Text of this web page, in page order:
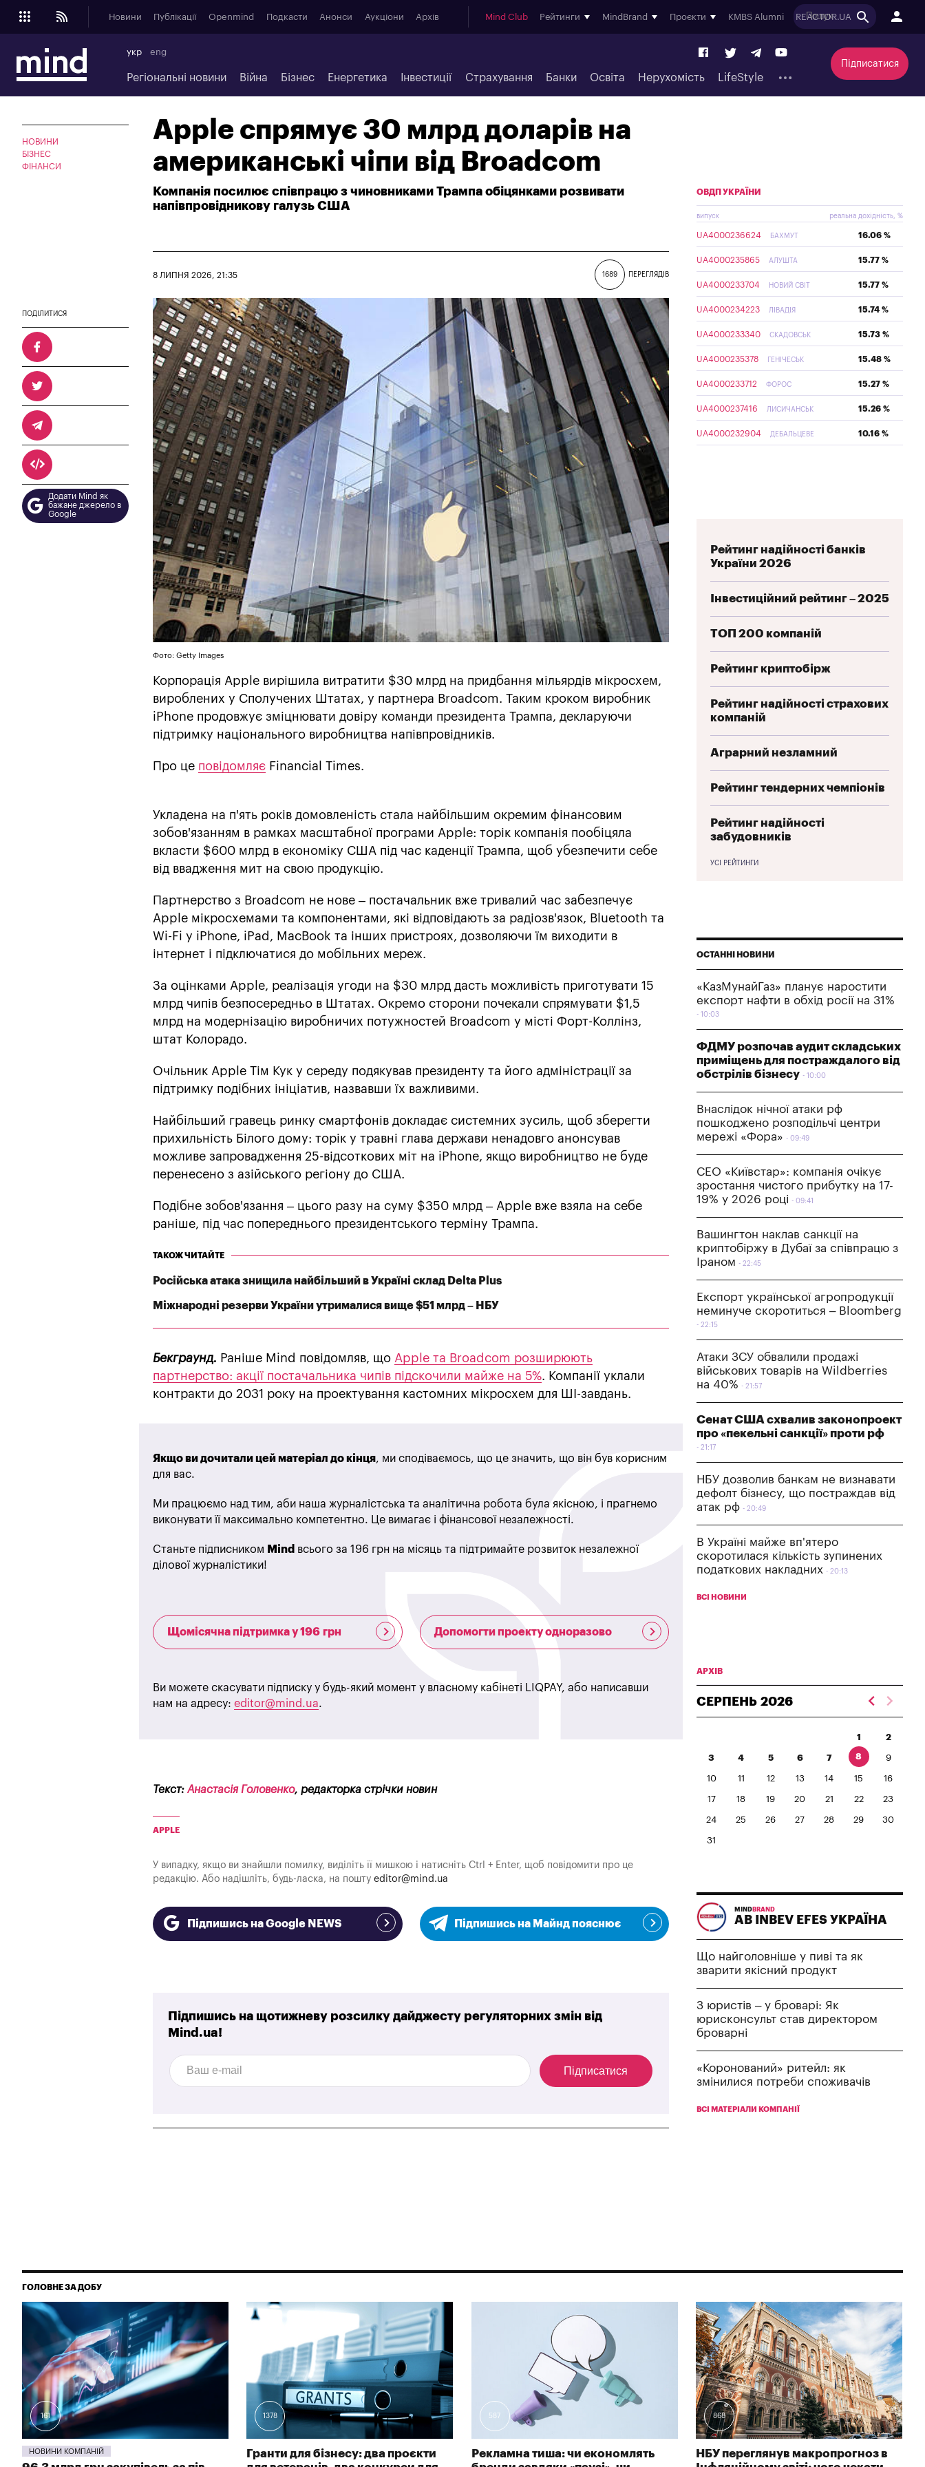
Новини Публікації Openmind Подкасти Анонси Аукціони Архів Mind Club Рейтинги MindBrand Проєкти KMBS Alumni REACTOR.UA
укр eng
Регіональні новини Війна Бізнес Енергетика Інвестиції Страхування Банки Освіта Нерухомість LifeStyle
Підписатися
НОВИНИ
БІЗНЕС
ФІНАНСИ
Apple спрямує 30 млрд доларів на
американські чіпи від Broadcom
Компанія посилює співпрацю з чиновниками Трампа обіцянками розвивати
напівпровідникову галузь США
1689 ПЕРЕГЛЯДІВ
8 ЛИПНЯ 2026, 21:35
ПОДІЛИТИСЯ
Додати Mind як
бажане джерело в
Google
Фото: Getty Images
Корпорація Apple вирішила витратити $30 млрд на придбання мільярдів мікросхем,
вироблених у Сполучених Штатах, у партнера Broadcom. Таким кроком виробник
iPhone продовжує зміцнювати довіру команди президента Трампа, декларуючи
підтримку національного виробництва напівпровідників.
Про це повідомляє Financial Times.
Укладена на п'ять років домовленість стала найбільшим окремим фінансовим
зобов'язанням в рамках масштабної програми Apple: торік компанія пообіцяла
вкласти $600 млрд в економіку США під час каденції Трампа, щоб убезпечити себе
від ввадження мит на свою продукцію.
Партнерство з Broadcom не нове – постачальник вже тривалий час забезпечує
Apple мікросхемами та компонентами, які відповідають за радіозв'язок, Bluetooth та
Wi-Fi у iPhone, iPad, MacBook та інших пристроях, дозволяючи їм виходити в
інтернет і підключатися до мобільних мереж.
За оцінками Apple, реалізація угоди на $30 млрд дасть можливість приготувати 15
млрд чипів безпосередньо в Штатах. Окремо сторони почекали спрямувати $1,5
млрд на модернізацію виробничих потужностей Broadcom у місті Форт-Коллінз,
штат Колорадо.
Очільник Apple Тім Кук у середу подякував президенту та його адміністрації за
підтримку подібних ініціатив, назвавши їх важливими.
Найбільший гравець ринку смартфонів докладає системних зусиль, щоб зберегти
прихильність Білого дому: торік у травні глава держави ненадовго анонсував
можливе запровадження 25-відсоткових міт на iPhone, якщо виробництво не буде
перенесено з азійського регіону до США.
Подібне зобов'язання – цього разу на суму $350 млрд – Apple вже взяла на себе
раніше, під час попереднього президентського терміну Трампа.
ТАКОЖ ЧИТАЙТЕ
Російська атака знищила найбільший в Україні склад Delta Plus
Міжнародні резерви України утрималися вище $51 млрд – НБУ
Бекграунд. Раніше Mind повідомляв, що Apple та Broadcom розширюють
партнерство: акції постачальника чипів підскочили майже на 5%. Компанії уклали
контракти до 2031 року на проектування кастомних мікросхем для ШІ-завдань.
Якщо ви дочитали цей матеріал до кінця, ми сподіваємось, що це значить, що він був корисним
для вас.
Ми працюємо над тим, аби наша журналістська та аналітична робота була якісною, і прагнемо
виконувати її максимально компетентно. Це вимагає і фінансової незалежності.
Станьте підписником Mind всього за 196 грн на місяць та підтримайте розвиток незалежної
ділової журналістики!
Щомісячна підтримка у 196 грн Допомогти проекту одноразово
Ви можете скасувати підписку у будь-який момент у власному кабінеті LIQPAY, або написавши
нам на адресу: editor@mind.ua.
Текст: Анастасія Головенко, редакторка стрічки новин
APPLE
У випадку, якщо ви знайшли помилку, виділіть її мишкою і натисніть Ctrl + Enter, щоб повідомити про це
редакцію. Або надішліть, будь-ласка, на пошту editor@mind.ua
Підпишись на Google NEWS Підпишись на Майнд пояснює
Підпишись на щотижневу розсилку дайджесту регуляторних змін від
Mind.ua!
Підписатися
ОВДП УКРАЇНИ
випуск реальна дохідність, %
UA4000236624 БАХМУТ 16.06 %
UA4000235865 АЛУШТА 15.77 %
UA4000233704 НОВИЙ СВІТ 15.77 %
UA4000234223 ЛІВАДІЯ 15.74 %
UA4000233340 СКАДОВСЬК 15.73 %
UA4000235378 ГЕНІЧЕСЬК 15.48 %
UA4000233712 ФОРОС 15.27 %
UA4000237416 ЛИСИЧАНСЬК 15.26 %
UA4000232904 ДЕБАЛЬЦЕВЕ 10.16 %
Рейтинг надійності банків
України 2026
Інвестиційний рейтинг – 2025
ТОП 200 компаній
Рейтинг криптобірж
Рейтинг надійності страхових
компаній
Аграрний незламний
Рейтинг тендерних чемпіонів
Рейтинг надійності
забудовників
УСІ РЕЙТИНГИ
ОСТАННІ НОВИНИ
«КазМунайГаз» планує наростити
експорт нафти в обхід росії на 31%
10:03
ФДМУ розпочав аудит складських
приміщень для постраждалого від
обстрілів бізнесу
10:00
Внаслідок нічної атаки рф
пошкоджено розподільчі центри
мережі «Фора»
09:49
СЕО «Київстар»: компанія очікує
зростання чистого прибутку на 17-
19% у 2026 році
09:41
Вашингтон наклав санкції на
криптобіржу в Дубаї за співпрацю з
Іраном
22:45
Експорт української агропродукції
неминуче скоротиться – Bloomberg
22:15
Атаки ЗСУ обвалили продажі
військових товарів на Wildberries
на 40%
21:57
Сенат США схвалив законопроект
про «пекельні санкції» проти рф
21:17
НБУ дозволив банкам не визнавати
дефолт бізнесу, що постраждав від
атак рф
20:49
В Україні майже вп'ятеро
скоротилася кількість зупинених
податкових накладних
20:13
ВСІ НОВИНИ
АРХІВ
СЕРПЕНЬ 2026
1 2
3 4 5 6 7 8 9
10 11 12 13 14 15 16
17 18 19 20 21 22 23
24 25 26 27 28 29 30
31
MIND BRAND
AB INBEV EFES УКРАЇНА
Що найголовніше у пиві та як
зварити якісний продукт
З юристів – у броварі: Як
юрисконсульт став директором
броварні
«Коронований» ритейл: як
змінилися потреби споживачів
ВСІ МАТЕРІАЛИ КОМПАНІЇ
ГОЛОВНЕ ЗА ДОБУ
161
НОВИНИ КОМПАНІЙ
1378
Гранти для бізнесу: два проєкти
587
Рекламна тиша: чи економлять
868
НБУ переглянув макропрогноз в